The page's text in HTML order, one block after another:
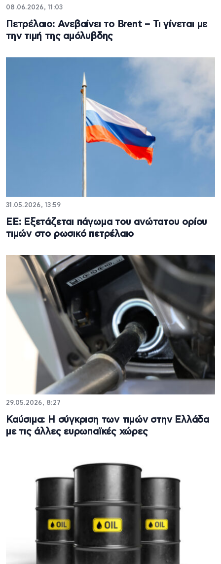
08.06.2026, 11:03
Πετρέλαιο: Ανεβαίνει το Brent – Τι γίνεται με
την τιμή της αμόλυβδης
31.05.2026, 13:59
ΕΕ: Εξετάζεται πάγωμα του ανώτατου ορίου
τιμών στο ρωσικό πετρέλαιο
29.05.2026, 8:27
Καύσιμα: Η σύγκριση των τιμών στην Ελλάδα
με τις άλλες ευρωπαϊκές χώρες